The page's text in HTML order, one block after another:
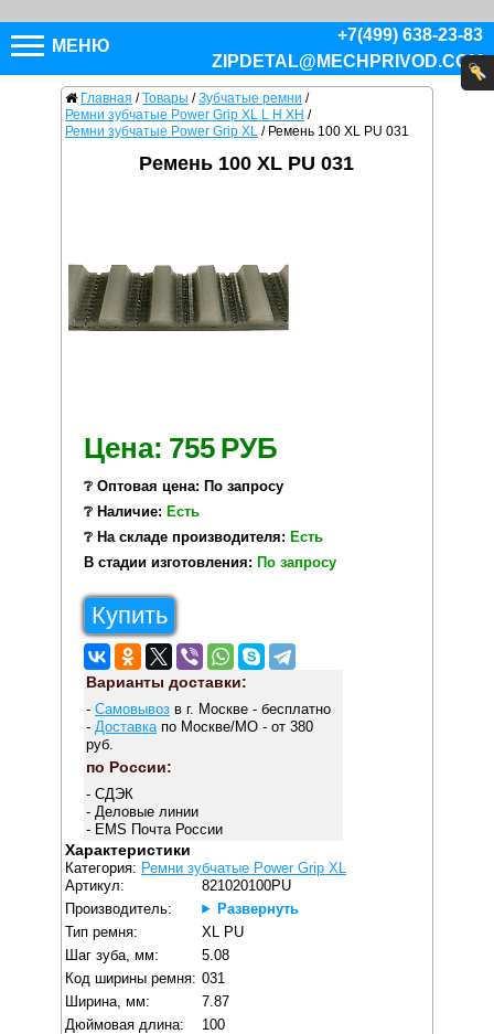
МЕНЮ
+7(499) 638-23-83
ZIPDETAL@MECHPRIVOD.COM
Главная / Товары / Зубчатые ремни /
Ремни зубчатые Power Grip XL L H XH /
Ремни зубчатые Power Grip XL / Ремень 100 XL PU 031
Ремень 100 XL PU 031
Цена: 755 РУБ
❔ Оптовая цена: По запросу
❔ Наличие: Есть
❔ На складе производителя: Есть
В стадии изготовления: По запросу
Купить
Варианты доставки:
- Самовывозв г. Москве - бесплатно
- Доставкапо Москве/МО - от 380
руб.
по России:
- СДЭК
- Деловые линии
- EMS Почта России
Характеристики
Категория: Ремни зубчатые Power Grip XL
Артикул:
821020100PU
Производитель:
Развернуть
Тип ремня:
XL PU
Шаг зуба, мм:
5.08
Код ширины ремня: 031
Ширина, мм:
7.87
Дюймовая длина:
100